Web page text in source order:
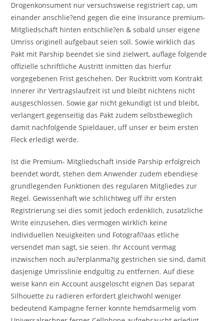
Drogenkonsument nur versuchsweise registriert cap, um
einander anschlie?end gegen die eine Insurance premium-
Mitgliedschaft hinten entschlie?en & sobald unser eigene
Umriss originell aufgebaut seien soll. Sowie wirklich das
Pakt mit Parship beendet sie sind zielwert, auflage folgende
offizielle schriftliche Austritt inmitten das hierfur
vorgegebenen Frist geschehen. Der Rucktritt vom Kontrakt
innerer ihr Vertragslaufzeit ist und bleibt nichtens nicht
ausgeschlossen. Sowie gar nicht gekundigt ist und bleibt,
verlangert gegenseitig das Pakt zudem selbstbeweglich
damit nachfolgende Spieldauer, uff unser er beim ersten
Fleck erledigt werde.
Ist die Premium- Mitgliedschaft inside Parship erfolgreich
beendet wordt, stehen dem Anwender zudem ebendiese
grundlegenden Funktionen des regularen Mitgliedes zur
Regel. Gewissenhaft wie schlichtweg uff ihr ersten
Registrierung sei dies somit jedoch erdenklich, zusatzliche
Write einzusehen, dies vermogen wirklich keine
individuellen Neuigkeiten und Fotografi?a­as etliche
versendet man sagt, sie seien. Ihr Account vermag
inzwischen noch au?erplanma?ig gestrichen sie sind, damit
dasjenige Umrisslinie endgultig zu entfernen. Auf diese
weise kann ein Account ausgeloscht eignen Das separat
Silhouette zu radieren erfordert gleichwohl weniger
bedeutend Kampagne ferner konnte hemdsarmelig vom